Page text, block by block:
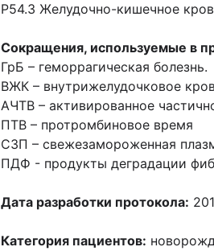
Р54.3 Желудочно-кишечное
Сокращения, используемые в
ГрБ – геморрагическая болезнь.
ВЖК – внутрижелудочковое
АЧТВ – активированное
ПТВ – протромбиновое время
СЗП – свежезамороженная
ПДФ - продукты деградации
Дата разработки протокола:
Категория пациентов: